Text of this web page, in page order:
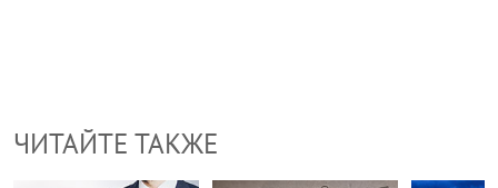
ЧИТАЙТЕ ТАКЖЕ